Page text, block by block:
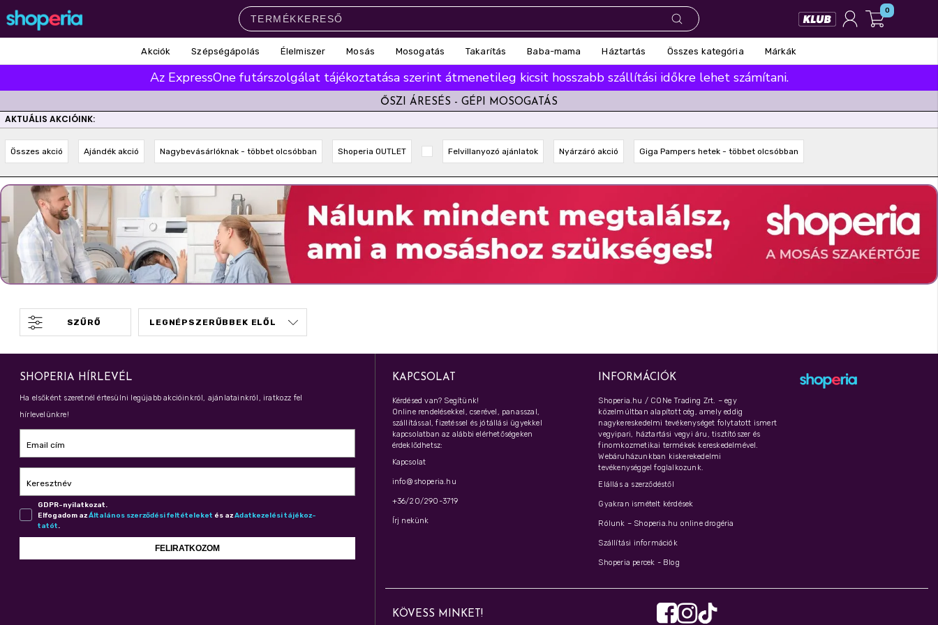
0
Élelmiszer
Baba-mama
Népszerű márkák
Pampers Lenor Finish
Violeta Coccolino
Népszerű keresések
leukoplast ariel lenor finish
pampers
Akciók Szépségápolás Élelmiszer Mosás Mosogatás Takarítás Baba-mama Háztartás Összes kategória Márkák
Az ExpressOne futárszolgálat tájékoztatása szerint átmenetileg kicsit hosszabb szállítási időkre lehet számítani.
ŐSZI ÁRESÉS - GÉPI MOSOGATÁS
AKTUÁLIS AKCIÓINK:
Összes akció Ajándék akció Nagybevásárlóknak - többet olcsóbban Shoperia OUTLET Felvillanyozó ajánlatok Nyárzáró akció Giga Pampers hetek - többet olcsóbban
SZŰRŐ
SHOPERIA HÍRLEVÉL
Ha elsőként szeretnél értesülni legújabb akcióinkról, ajánlatainkról, iratkozz fel
hírlevelünkre!
Email cím
Keresztnév
GDPR-nyilatkozat.
Elfogadom azÁl­ta­lá­nos szer­ző­dé­si fel­té­te­le­ket és azAdat­ke­ze­lé­si tá­jé­koz­
ta­tót.
FELIRATKOZOM
KAPCSOLAT
Kérdésed van? Segítünk!
Online rendelésekkel, cserével, panasszal,
szállítással, fizetéssel és jótállási ügyekkel
kapcsolatban az alábbi elérhetőségeken
érdeklődhetsz:
Kapcsolat
info@shoperia.hu
+36/20/290-3719
Írj nekünk
INFORMÁCIÓK
Shoperia.hu / CONe Trading Zrt. – egy
közelmúltban alapított cég, amely eddig
nagykereskedelmi tevékenységet folytatott ismert
vegyipari, háztartási vegyi áru, tisztítószer és
finomkozmetikai termékek kereskedelmével.
Webáruházunkban kiskerekedelmi
tevékenységgel foglalkozunk.
Elállás a szerződéstől
Gyakran ismételt kérdések
Rólunk – Shoperia.hu online drogéria
Szállítási információk
Shoperia percek - Blog
KÖVESS MINKET!